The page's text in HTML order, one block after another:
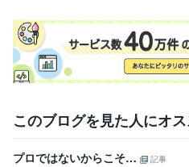
一般社団法人日本人材育成協会 一
日本カウンセリング普及協会 認定
021年
得意分野
うつ 人間関係 仕事
住まい・美容・生活相談 替え歌、
このブログを見た人にオ
プロではないからこそ…
記事